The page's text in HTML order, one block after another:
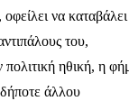
να καταβάλει
του,
πολιτική ηθική, η
άλλου